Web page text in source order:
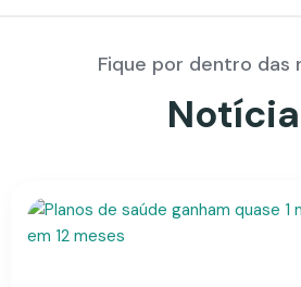
Fique por dentro das